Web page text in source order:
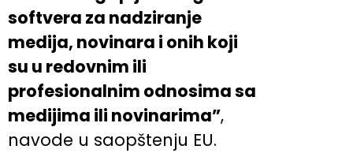
softvera za nadziranje
medija, novinara i onih koji
su u redovnim ili
profesionalnim odnosima sa
medijima ili novinarima”,
navode u saopštenju EU.